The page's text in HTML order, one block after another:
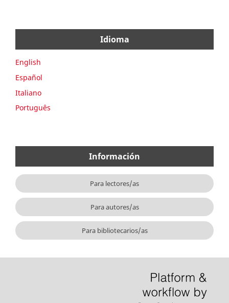
Idioma
English
Español
Italiano
Português
Información
Para lectores/as
Para autores/as
Para bibliotecarios/as